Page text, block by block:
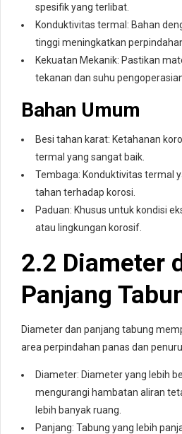
spesifik yang terlibat.
Konduktivitas termal: Bahan
tinggi meningkatkan
Kekuatan Mekanik: Pastikan
tekanan dan suhu
Bahan Umum
Besi tahan karat: Ketahanan
termal yang sangat baik.
Tembaga: Konduktivitas termal
tahan terhadap korosi.
Paduan: Khusus untuk kondisi
atau lingkungan korosif.
2.2 Diameter
Panjang
Diameter dan panjang tabung
area perpindahan panas dan
Diameter: Diameter yang lebih
mengurangi hambatan aliran
lebih banyak ruang.
Panjang: Tabung yang lebih